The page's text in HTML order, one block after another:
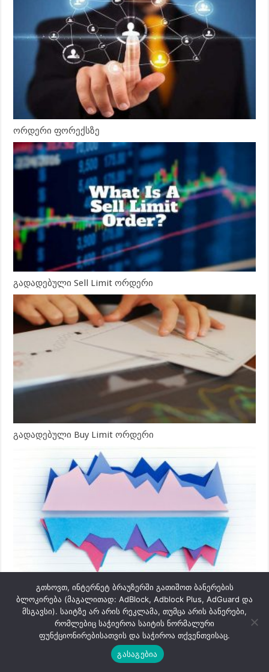
ორდერი ფორექსზე
გადადებული Sell Limit ორდერი
გადადებული Buy Limit ორდერი
გადადებული Sell Stop ორდერი
გთხოვთ, ინტერნეტ ბრაუზერში გათიშოთ ბანერების
ბლოკირება (მაგალითად: AdBlock, Adblock Plus, AdGuard და
მსგავსი). საიტზე არ არის რეკლამა, თუმცა არის ბანერები,
რომლებიც საჭიეროა საიტის ნორმალური
ფუნქციონირებისათვის და საჭიროა თქვენთვისაც.
გასაგებია